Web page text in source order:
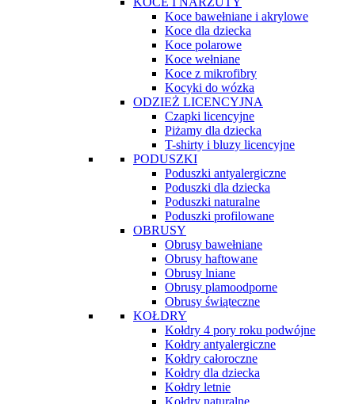
Koce bawełniane i akrylowe
Koce dla dziecka
Koce polarowe
Koce wełniane
Koce z mikrofibry
Kocyki do wózka
ODZIEŻ LICENCYJNA
Czapki licencyjne
Piżamy dla dziecka
T-shirty i bluzy licencyjne
PODUSZKI
Poduszki antyalergiczne
Poduszki dla dziecka
Poduszki naturalne
Poduszki profilowane
OBRUSY
Obrusy bawełniane
Obrusy haftowane
Obrusy lniane
Obrusy plamoodporne
Obrusy świąteczne
KOŁDRY
Kołdry 4 pory roku podwójne
Kołdry antyalergiczne
Kołdry całoroczne
Kołdry dla dziecka
Kołdry letnie